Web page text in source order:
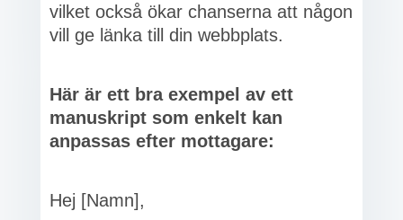
vilket också ökar chanserna att någon
vill ge länka till din webbplats.
Här är ett bra exempel av ett
manuskript som enkelt kan
anpassas efter mottagare:
Hej [Namn],